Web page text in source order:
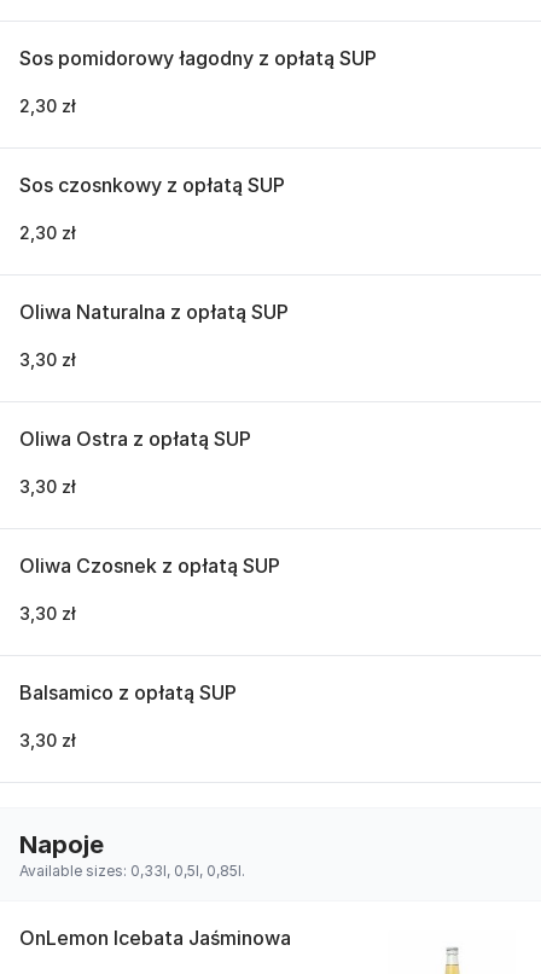
Sos pomidorowy łagodny z opłatą SUP
2,30 zł
Sos czosnkowy z opłatą SUP
2,30 zł
Oliwa Naturalna z opłatą SUP
3,30 zł
Oliwa Ostra z opłatą SUP
3,30 zł
Oliwa Czosnek z opłatą SUP
3,30 zł
Balsamico z opłatą SUP
3,30 zł
Napoje
Available sizes: 0,33l, 0,5l, 0,85l.
OnLemon Icebata Jaśminowa